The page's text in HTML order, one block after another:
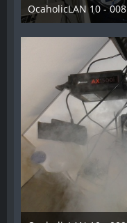
OcaholicLAN 10 - 008
11. Mai 2018